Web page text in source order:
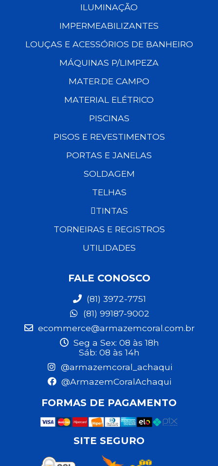
ILUMINAÇÃO
IMPERMEABILIZANTES
LOUÇAS E ACESSÓRIOS DE BANHEIRO
MÁQUINAS P/LIMPEZA
MATER.DE CAMPO
MATERIAL ELÉTRICO
PISCINAS
PISOS E REVESTIMENTOS
PORTAS E JANELAS
SOLDAGEM
TELHAS
TINTAS
TORNEIRAS E REGISTROS
UTILIDADES
FALE CONOSCO
(81) 3972-7751
(81) 99187-9002
ecommerce@armazemcoral.com.br
Seg a Sex: 08 às 18h
Sáb: 08 às 14h
@armazemcoral_achaqui
@ArmazemCoralAchaqui
FORMAS DE PAGAMENTO
SITE SEGURO